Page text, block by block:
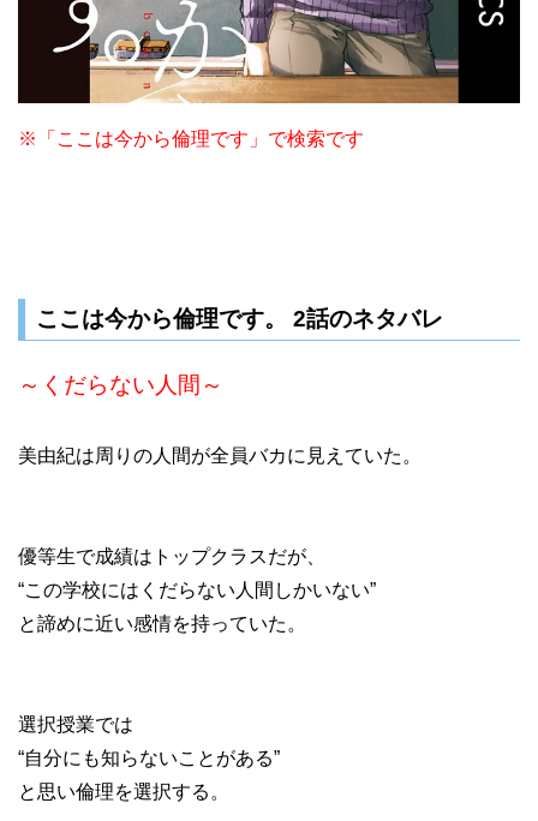
※「ここは今から倫理です」で検索です
ここは今から倫理です。 2話のネタバレ
～くだらない人間～
美由紀は周りの人間が全員バカに見えていた。
優等生で成績はトップクラスだが、
“この学校にはくだらない人間しかいない”
と諦めに近い感情を持っていた。
選択授業では
“自分にも知らないことがある”
と思い倫理を選択する。